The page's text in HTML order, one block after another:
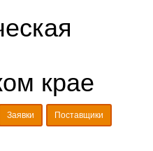
крае
Заявки Поставщики